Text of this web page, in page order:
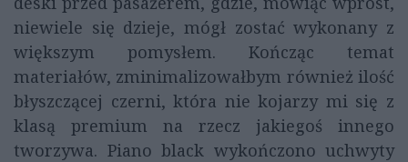
niewiele się dzieje, mógł zostać wykonany z
większym pomysłem. Kończąc temat
materiałów, zminimalizowałbym również ilość
błyszczącej czerni, która nie kojarzy mi się z
klasą premium na rzecz jakiegoś innego
tworzywa. Piano black wykończono uchwyty